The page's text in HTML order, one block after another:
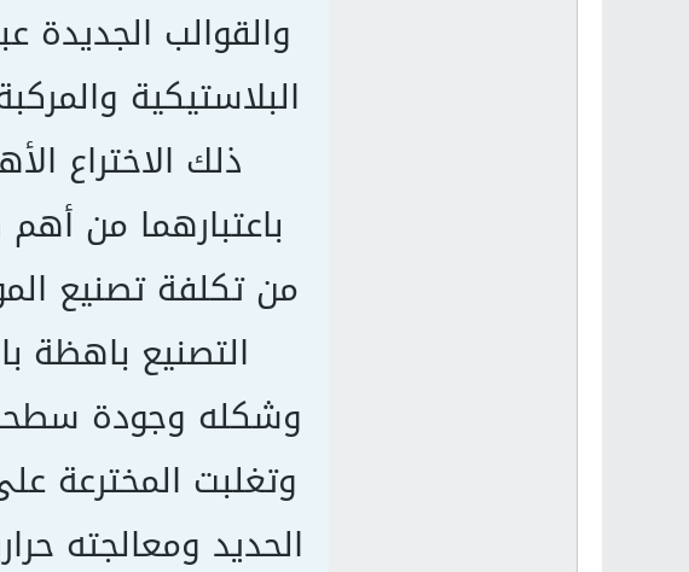
والقوالب الجديدة
البلاستيكية
ذلك الاختراع
باعتبارهما من
من تكلفة تصنيع
التصنيع باهظة
وشكله وجودة سطحه
وتغلبت المخترعة